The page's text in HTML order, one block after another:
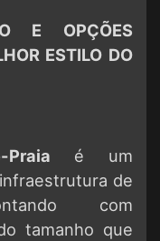
E OPÇÕES
ESTILO DO
Praia é um
de
com
tamanho que